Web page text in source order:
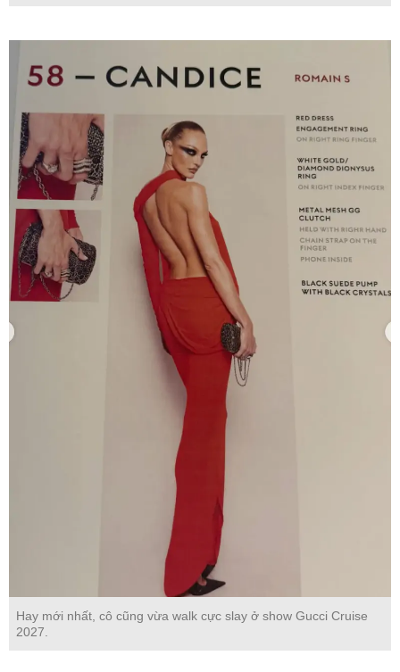
Hay mới nhất, cô cũng vừa walk cực slay ở show Gucci Cruise